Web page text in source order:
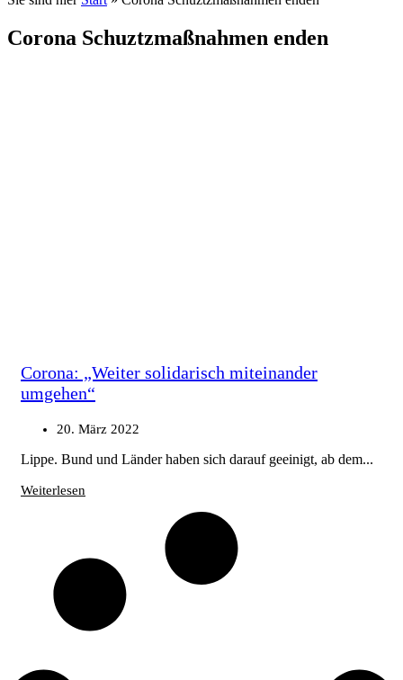
Corona Schuztzmaßnahmen enden
Corona: „Weiter solidarisch miteinander
umgehen“
20. März 2022
Lippe. Bund und Länder haben sich darauf geeinigt, ab dem...
Weiterlesen